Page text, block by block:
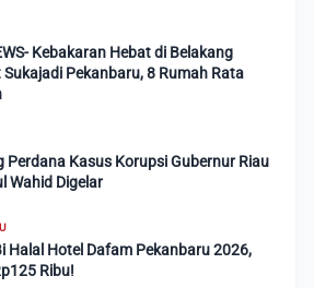
Kebakaran Hebat di Belakang
Pekanbaru, 8 Rumah Rata
Perdana Kasus Korupsi Gubernur Riau
Wahid Digelar
Halal Hotel Dafam Pekanbaru 2026,
Ribu!